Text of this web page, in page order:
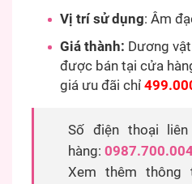
Vị trí sử dụng: Âm
Giá thành: Dương
được bán tại cửa
giá ưu đãi chỉ
Số điện thoại
hàng:
Xem thêm